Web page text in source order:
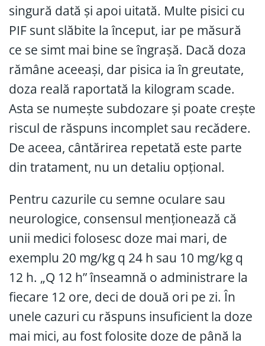
singură dată și apoi uitată. Multe pisici cu
PIF sunt slăbite la început, iar pe măsură
ce se simt mai bine se îngrașă. Dacă doza
rămâne aceeași, dar pisica ia în greutate,
doza reală raportată la kilogram scade.
Asta se numește subdozare și poate crește
riscul de răspuns incomplet sau recădere.
De aceea, cântărirea repetată este parte
din tratament, nu un detaliu opțional.
Pentru cazurile cu semne oculare sau
neurologice, consensul menționează că
unii medici folosesc doze mai mari, de
exemplu 20 mg/kg q 24 h sau 10 mg/kg q
12 h. „Q 12 h” înseamnă o administrare la
fiecare 12 ore, deci de două ori pe zi. În
unele cazuri cu răspuns insuficient la doze
mai mici, au fost folosite doze de până la